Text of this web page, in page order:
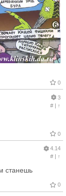
0
3
#| ↑
0
4.14
#| ↑
станешь
0